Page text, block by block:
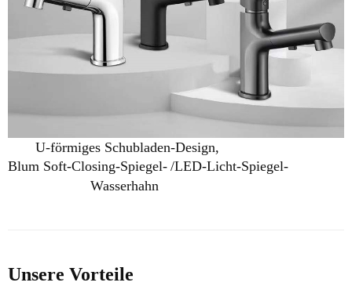
U-förmiges Schubladen-Design,
Blum Soft-Closing-Spiegel- /LED-Licht-Spiegel-
Wasserhahn
Unsere Vorteile